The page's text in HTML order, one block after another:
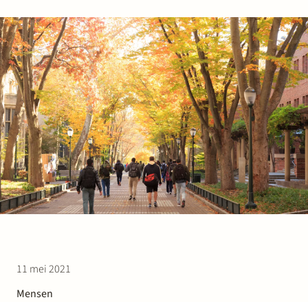
11 mei 2021
Mensen
Contact
Werken bij Stek
Partner